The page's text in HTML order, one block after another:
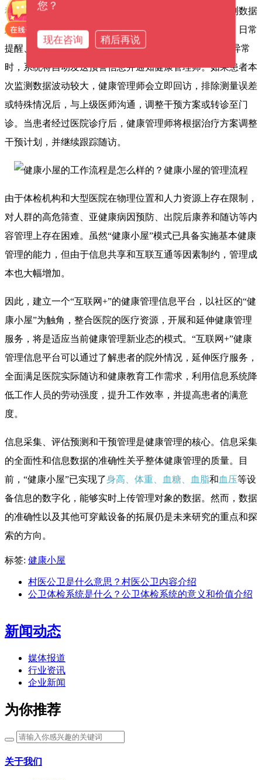
程跟踪随访 ，记录、分析和监测他们的健康信息。当监测数据
正常时，健康管理师将根据干预方案继续提供居家监测、日常
提醒、全程跟踪、健康教育和咨询等服务;而当监测数据异常
时，系统将自动发送预警信息并通知健康管理师。如果患者本
次监测数据波动较大，健康管理师会立即回访，排除测量误差
或特殊情况后，与上级医师沟通，调整干预方案或转诊至门
诊。当患者经过医院诊疗后，健康管理师将根据治疗方案调整
干预计划，并继续跟踪随访。
由于体检机构和大型医院在物理位置和人力资源上存在限制，
对人群的高危筛查、亚健康病因预防、出院后康养和随访等内
容管理上存在困难。虽然“健康小屋”模式已具备实施基本健康
管理的能力，但由于信息共享和互联互通等因素制约，管理成
本也大幅增加。
因此，建立一个“互联网+”的健康管理信息平台，以社区的“健
康小屋”为触角，整合医院的医疗资源，开展和延伸健康管理
服务，将是适应当前健康管理新业态的模式。“互联网+”健康
管理信息平台可以通过了解患者的院外情况，延伸医疗服务，
全面满足医院实际随访和健康教育工作需求，利用信息系统降
低工作人员的劳动强度，提升工作效率，并提高患者的满意
度。
信息采集、评估预测和干预管理是健康管理的核心。信息采集
的全面性和信息数据的准确性关乎整体健康管理的质量。目
前，“健康小屋”已实现了身高、体重、血糖、血脂和血压等设
备信息的数字化，能够实时上传管理对象的数据。然而，数据
的准确性以及其他可穿戴设备的拓展仍是未来研究的重点和探
索的方向。
标签: 健康小屋
村医公卫是什么意思？村医公卫内容介绍
公卫体检系统是什么？公卫体检系统的意义和价值介绍
新闻动态
媒体报道
行业资讯
企业新闻
为你推荐
关于我们
您？
现在咨询 稍后再说